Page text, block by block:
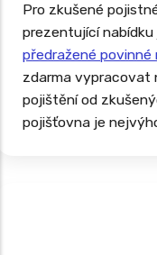
Pro zkušené
prezentující nabídku
předražené povinné
zdarma vypracovat
pojištění od
pojišťovna je